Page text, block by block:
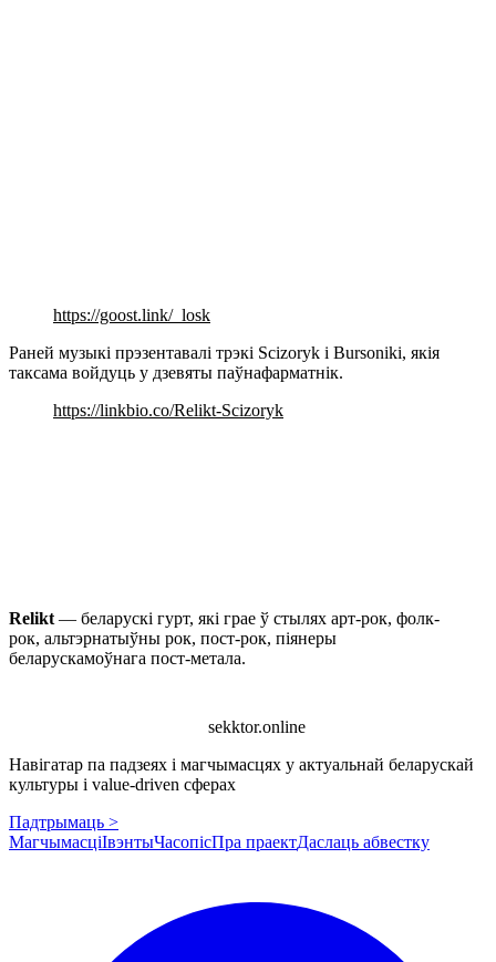
https://goost.link/_losk
Раней музыкі прэзентавалі трэкі Scizoryk і Bursoniki, якія
таксама войдуць у дзевяты паўнафарматнік.
https://linkbio.co/Relikt-Scizoryk
Relikt — беларускі гурт, які грае ў стылях арт-рок, фолк-
рок, альтэрнатыўны рок, пост-рок, піянеры
беларускамоўнага пост-метала.
sekktor.online
Навігатар па падзеях і магчымасцях у актуальнай беларускай
культуры і value-driven сферах
Падтрымаць >
МагчымасціІвэнтыЧасопісПра праектДаслаць абвестку